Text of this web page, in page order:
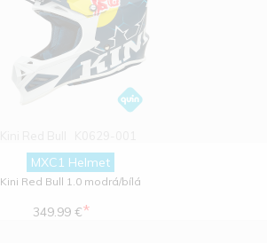
MXC1 Helmet
Kini Red Bull 1.0 modrá/bílá
349.99 €*